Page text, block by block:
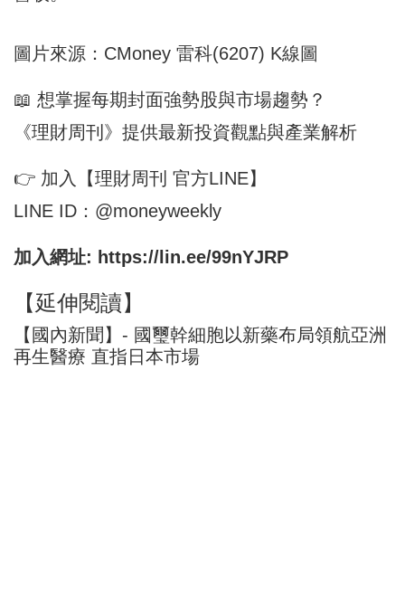
圖片來源：CMoney 雷科(6207) K線圖
📖 想掌握每期封面強勢股與市場趨勢？
《理財周刊》提供最新投資觀點與產業解析
👉 加入【理財周刊 官方LINE】
LINE ID：@moneyweekly
加入網址: https://lin.ee/99nYJRP
【延伸閱讀】
【國內新聞】- 國璽幹細胞以新藥布局領航亞洲
再生醫療 直指日本市場